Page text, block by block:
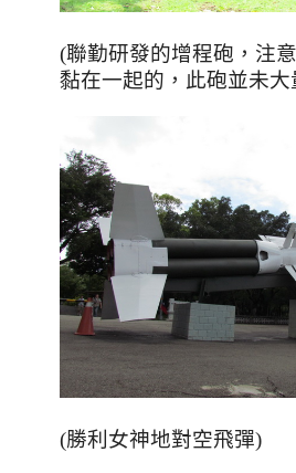
(聯勤研發的增程砲，注
黏在一起的，此砲並未大
(勝利女神地對空飛彈)